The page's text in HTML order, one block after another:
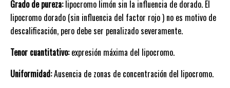
Grado de pureza:lipocromo limón sin la influencia de dorado. El
lipocromo dorado (sin influencia del factor rojo ) no es motivo de
descalificación, pero debe ser penalizado severamente.
Tenor cuantitativo:expresión máxima del lipocromo.
Uniformidad:Ausencia de zonas de concentración del lipocromo.